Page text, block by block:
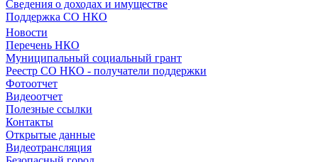
Сведения о доходах и имуществе
Поддержка СО НКО
Новости
Перечень НКО
Муниципальный социальный грант
Реестр СО НКО - получатели поддержки
Фотоотчет
Видеоотчет
Полезные ссылки
Контакты
Открытые данные
Видеотрансляция